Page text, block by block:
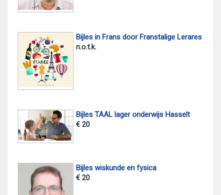
Bijles in Frans door Franstalige Lerares
n.o.t.k.
Bijles TAAL lager onderwijs Hasselt
€ 20
Bijles wiskunde en fysica
€ 20